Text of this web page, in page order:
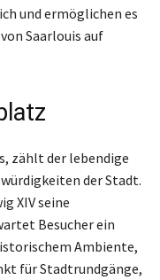
und ermöglichen es
Saarlouis auf
zählt der lebendige
der Stadt.
XIV seine
Besucher ein
Ambiente,
für Stadtrundgänge,